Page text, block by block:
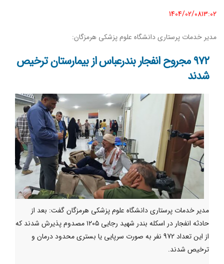
1404/02/08١٣:٠٢
مدیر خدمات پرستاری دانشگاه علوم پزشکی هرمزگان:
۹۷۲ مجروح انفجار بندرعباس از بیمارستان ترخیص
شدند
مدیر خدمات پرستاری دانشگاه علوم پزشکی هرمزگان گفت: بعد از
حادثه انفجار در اسکله بندر شهید رجایی ۱۲۰۵ مصدوم پذیرش شدند که
از این تعداد 972 نفر به صورت سرپایی یا بستری محدود درمان و
ترخیص شدند.